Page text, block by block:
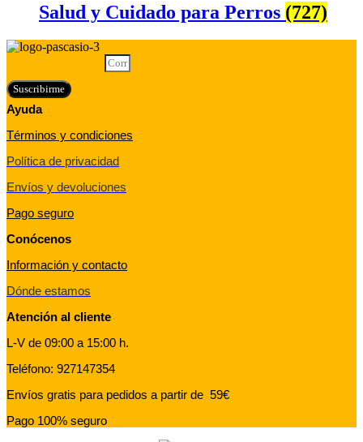
Salud y Cuidado para Perros (727)
Suscribirme
Ayuda
Términos y condiciones
Política de privacidad
Envíos y devoluciones
Pago seguro
Conócenos
Información y contacto
Dónde estamos
Atención al cliente
L-V de 09:00 a 15:00 h.
Teléfono: 927147354
Envíos gratis para pedidos a partir de 59€
Pago 100% seguro